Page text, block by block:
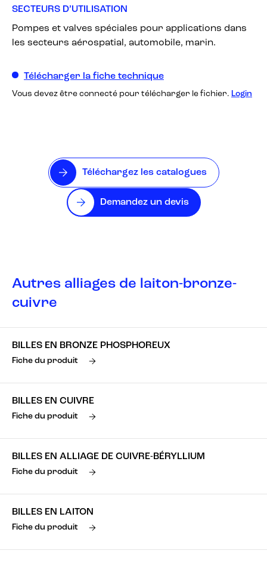
SECTEURS D’UTILISATION
Pompes et valves spéciales pour applications dans
les secteurs aérospatial, automobile, marin.
Télécharger la fiche technique
Vous devez être connecté pour télécharger le fichier. Login
Téléchargez les catalogues
Demandez un devis
Autres alliages de laiton-bronze-
cuivre
BILLES EN BRONZE PHOSPHOREUX
Fiche du produit
BILLES EN CUIVRE
Fiche du produit
BILLES EN ALLIAGE DE CUIVRE-BÉRYLLIUM
Fiche du produit
BILLES EN LAITON
Fiche du produit